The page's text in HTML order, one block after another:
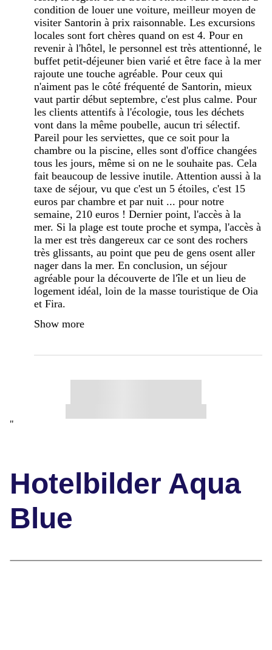
condition de louer une voiture, meilleur moyen de
visiter Santorin à prix raisonnable. Les excursions
locales sont fort chères quand on est 4. Pour en
revenir à l'hôtel, le personnel est très attentionné, le
buffet petit-déjeuner bien varié et être face à la mer
rajoute une touche agréable. Pour ceux qui
n'aiment pas le côté fréquenté de Santorin, mieux
vaut partir début septembre, c'est plus calme. Pour
les clients attentifs à l'écologie, tous les déchets
vont dans la même poubelle, aucun tri sélectif.
Pareil pour les serviettes, que ce soit pour la
chambre ou la piscine, elles sont d'office changées
tous les jours, même si on ne le souhaite pas. Cela
fait beaucoup de lessive inutile. Attention aussi à la
taxe de séjour, vu que c'est un 5 étoiles, c'est 15
euros par chambre et par nuit ... pour notre
semaine, 210 euros ! Dernier point, l'accès à la
mer. Si la plage est toute proche et sympa, l'accès à
la mer est très dangereux car ce sont des rochers
très glissants, au point que peu de gens osent aller
nager dans la mer. En conclusion, un séjour
agréable pour la découverte de l'île et un lieu de
logement idéal, loin de la masse touristique de Oia
et Fira.
Show more
"
Hotelbilder Aqua
Blue